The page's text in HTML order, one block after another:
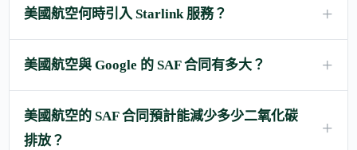
美國航空何時引入 Starlink 服務？
美國航空與 Google 的 SAF 合同有多大？
美國航空的 SAF 合同預計能減少多少二氧化碳
排放？